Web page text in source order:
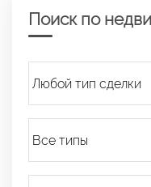
Поиск по